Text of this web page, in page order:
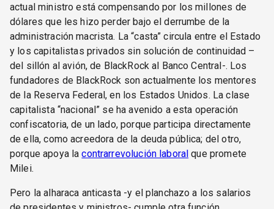
actual ministro está compensando por los millones de
dólares que les hizo perder bajo el derrumbe de la
administración macrista. La “casta” circula entre el Estado
y los capitalistas privados sin solución de continuidad –
del sillón al avión, de BlackRock al Banco Central-. Los
fundadores de BlackRock son actualmente los mentores
de la Reserva Federal, en los Estados Unidos. La clase
capitalista “nacional” se ha avenido a esta operación
confiscatoria, de un lado, porque participa directamente
de ella, como acreedora de la deuda pública; del otro,
porque apoya lacontrarrevolución laboral que promete
Milei.
Pero la alharaca anticasta -y el planchazo a los salarios